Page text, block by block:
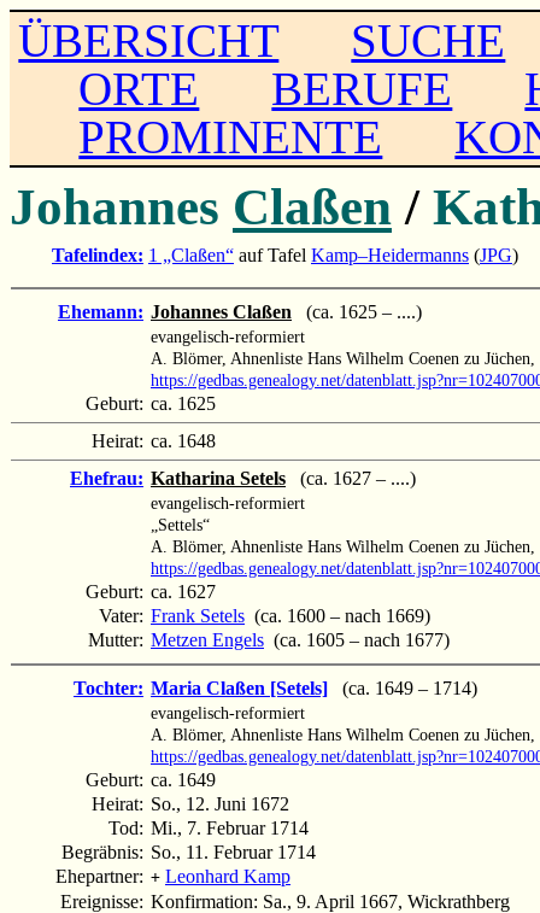
ÜBERSICHT
SUCHE
ORTE
BERUFE
PROMINENTE
Johannes Claßen /
Tafelindex: 1 „Claßen“ auf Tafel Kamp–Heidermanns (JPG)
Ehemann: Johannes Claßen (ca. 1625 – ....)
evangelisch-reformiert
A. Blömer, Ahnenliste Hans Wilhelm Coenen zu
https://gedbas.genealogy.net/
Geburt: ca. 1625
Heirat: ca. 1648
Ehefrau: Katharina Setels (ca. 1627 – ....)
evangelisch-reformiert
„Settels“
A. Blömer, Ahnenliste Hans Wilhelm Coenen zu
https://gedbas.genealogy.net/
Geburt: ca. 1627
Vater: Frank Setels (ca. 1600 – nach 1669)
Mutter: Metzen Engels (ca. 1605 – nach 1677)
Tochter: Maria Claßen [Setels] (ca. 1649 – 1714)
evangelisch-reformiert
A. Blömer, Ahnenliste Hans Wilhelm Coenen zu
https://gedbas.genealogy.net/
Geburt: ca. 1649
Heirat: So., 12. Juni 1672
Tod: Mi., 7. Februar 1714
Begräbnis: So., 11. Februar 1714
Ehepartner: + Leonhard Kamp
Ereignisse: Konfirmation: Sa., 9. April 1667, Wickrathberg